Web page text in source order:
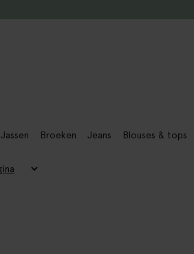
Jassen Broeken Jeans Blouses & tops